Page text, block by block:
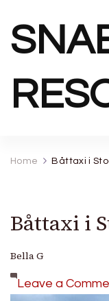
Home Båttaxi i
Båttaxi i
Bella G
Leave a